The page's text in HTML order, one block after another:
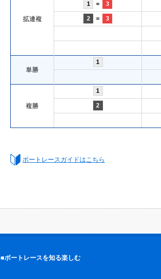
拡連複
1 = 3
2 = 3
単勝
1
複勝
1
2
ボートレースガイドはこちら
■ボートレースを知る楽しむ